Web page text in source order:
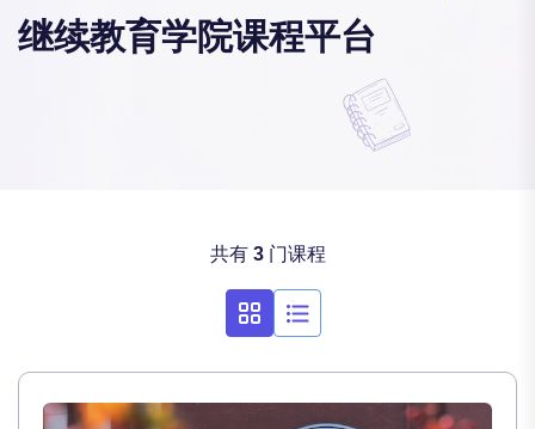
继续教育学院课程平台
共有 3门课程